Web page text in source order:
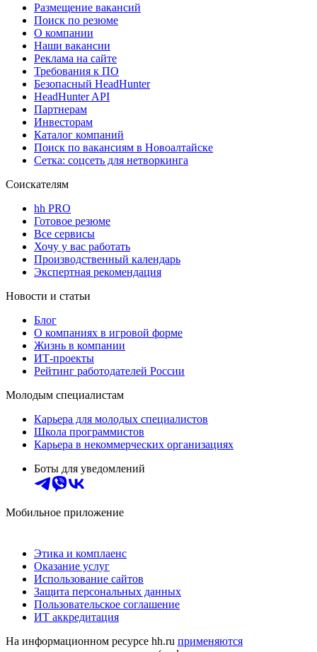
Размещение вакансий
Поиск по резюме
О компании
Наши вакансии
Реклама на сайте
Требования к ПО
Безопасный HeadHunter
HeadHunter API
Партнерам
Инвесторам
Каталог компаний
Поиск по вакансиям в Новоалтайске
Сетка: соцсеть для нетворкинга
Соискателям
hh PRO
Готовое резюме
Все сервисы
Хочу у вас работать
Производственный календарь
Экспертная рекомендация
Новости и статьи
Блог
О компаниях в игровой форме
Жизнь в компании
ИТ-проекты
Рейтинг работодателей России
Молодым специалистам
Карьера для молодых специалистов
Школа программистов
Карьера в некоммерческих организациях
Боты для уведомлений
Мобильное приложение
Этика и комплаенс
Оказание услуг
Использование сайтов
Защита персональных данных
Пользовательское соглашение
ИТ аккредитация
На информационном ресурсе hh.ru применяются